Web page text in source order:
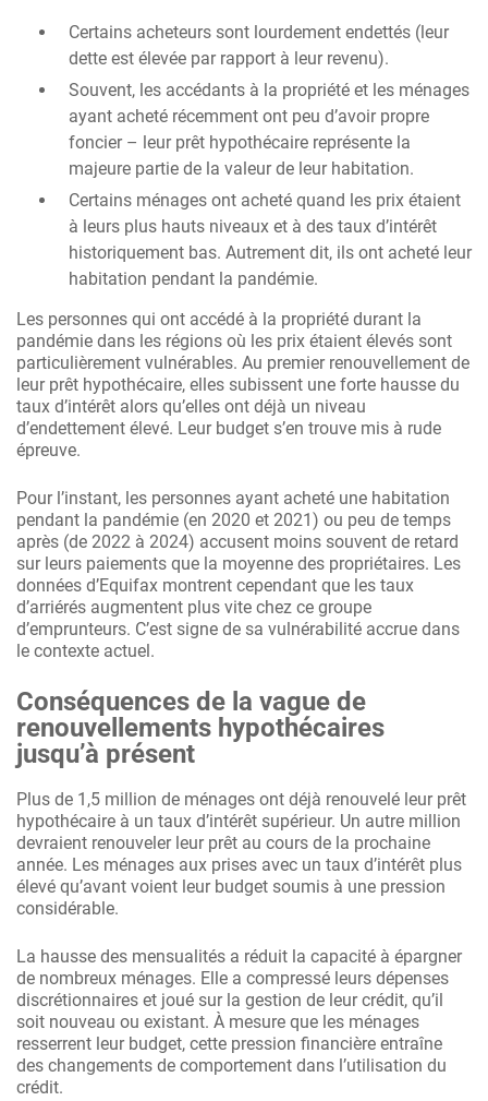
Certains acheteurs sont lourdement endettés (leur
dette est élevée par rapport à leur revenu).
Souvent, les accédants à la propriété et les ménages
ayant acheté récemment ont peu d’avoir propre
foncier – leur prêt hypothécaire représente la
majeure partie de la valeur de leur habitation.
Certains ménages ont acheté quand les prix étaient
à leurs plus hauts niveaux et à des taux d’intérêt
historiquement bas. Autrement dit, ils ont acheté leur
habitation pendant la pandémie.
Les personnes qui ont accédé à la propriété durant la
pandémie dans les régions où les prix étaient élevés sont
particulièrement vulnérables. Au premier renouvellement de
leur prêt hypothécaire, elles subissent une forte hausse du
taux d’intérêt alors qu’elles ont déjà un niveau
d’endettement élevé. Leur budget s’en trouve mis à rude
épreuve.
Pour l’instant, les personnes ayant acheté une habitation
pendant la pandémie (en 2020 et 2021) ou peu de temps
après (de 2022 à 2024) accusent moins souvent de retard
sur leurs paiements que la moyenne des propriétaires. Les
données d’Equifax montrent cependant que les taux
d’arriérés augmentent plus vite chez ce groupe
d’emprunteurs. C’est signe de sa vulnérabilité accrue dans
le contexte actuel.
Conséquences de la vague de
renouvellements hypothécaires
jusqu’à présent
Plus de 1,5 million de ménages ont déjà renouvelé leur prêt
hypothécaire à un taux d’intérêt supérieur. Un autre million
devraient renouveler leur prêt au cours de la prochaine
année. Les ménages aux prises avec un taux d’intérêt plus
élevé qu’avant voient leur budget soumis à une pression
considérable.
La hausse des mensualités a réduit la capacité à épargner
de nombreux ménages. Elle a compressé leurs dépenses
discrétionnaires et joué sur la gestion de leur crédit, qu’il
soit nouveau ou existant. À mesure que les ménages
resserrent leur budget, cette pression financière entraîne
des changements de comportement dans l’utilisation du
crédit.